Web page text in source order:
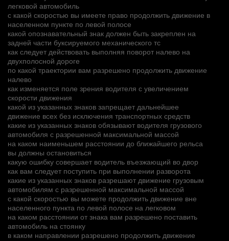
легковой автомобиль
с какой скоростью вы имеете право продолжить движение в
населенном пункте по левой полосе
какой опознавательный знак должен быть закреплен на
задней части буксируемого механического тс
как следует действовать выполняя поворот налево на
двухполосной дороге
по какой траектории вам разрешено продолжить движение
налево
как изменяется поле зрения водителя с увеличением
скорости движения
какой из указанных знаков запрещает дальнейшее
движение всех без исключения транспортных средств
какие из указанных знаков обязывают водителя грузового
автомобиля с разрешенной максимальной массой
на каком наименьшем расстоянии до ближайшего рельса
вы должны остановиться
какую ошибку совершает водитель въезжающий во двор
как вам следует поступить при выполнении разворота
какие из указанных знаков разрешают движение грузовым
автомобилям с разрешенной максимальной массой
с какой скоростью вы можете продолжить движение вне
населенного пункта по левой полосе на легковом
на каком расстоянии от знака вам разрешено поставить
автомобиль на стоянку
в каком направлении разрешено продолжить движение